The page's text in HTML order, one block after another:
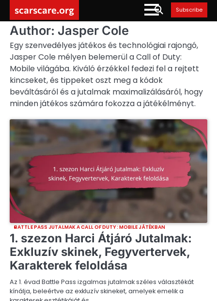
content
scarscare.org Subscribe
Author: Jasper Cole
Egy szenvedélyes játékos és technológiai rajongó,
Jasper Cole mélyen belemerül a Call of Duty:
Mobile világába. Kiváló érzékkel fedezi fel a rejtett
kincseket, és tippeket oszt meg a kódok
beváltásáról és a jutalmak maximalizálásáról, hogy
minden játékos számára fokozza a játékélményt.
BATTLE PASS JUTALMAK A CALL OF DUTY: MOBILE JÁTÉKBAN
1. szezon Harci Átjáró Jutalmak:
Exkluzív skinek, Fegyvertervek,
Karakterek feloldása
Az 1. évad Battle Pass izgalmas jutalmak széles választékát
kínálja, beleértve az exkluzív skineket, amelyek emelik a